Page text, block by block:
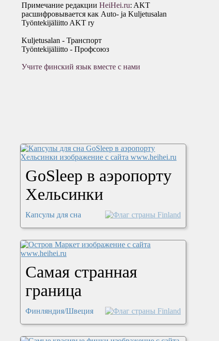
Примечание редакцииHeiHei.ru: AKT
расшифровывается как Auto- ja Kuljetusalan
Työntekijäliitto AKT ry
Kuljetusalan - Транспорт
Työntekijäliitto - Профсоюз
Учите финский язык вместе с нами
GoSleep в аэропорту
Хельсинки
Капсулы для сна
Самая странная
граница
Финляндия/Швеция